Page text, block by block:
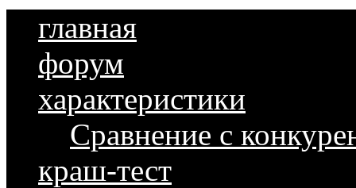
главная
форум
характеристики
Сравнение с
краш-тест